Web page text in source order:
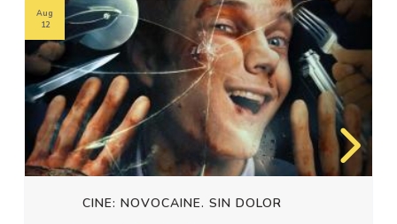
CINE: NOVOCAINE. SIN DOLOR
Aug
12